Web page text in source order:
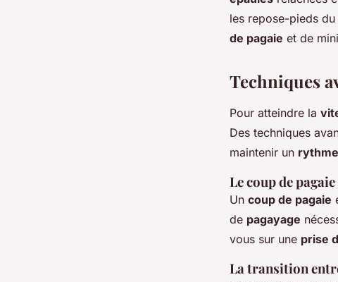
les repose-pieds du
de pagaie et de
Techniques
Pour atteindre la
Des techniques
maintenir un rythme
Le coup de
Un coup de pagaie
de pagayage
vous sur une prise
La transition